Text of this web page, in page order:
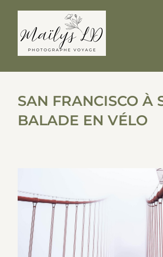
content
SAN FRANCISCO À
BALADE EN VÉLO